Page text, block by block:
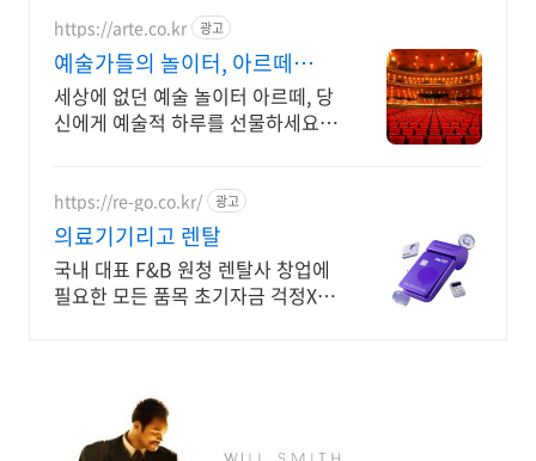
https://arte.co.kr 광고
예술가들의 놀이터, 아르떼
arte.co.kr
세상에 없던 예술 놀이터 아르떼, 당
신에게 예술적 하루를 선물하세요
습니다.
https://re-go.co.kr/ 광고
의료기기리고 렌탈
국내 대표 F&B 원청 렌탈사 창업에
필요한 모든 품목 초기자금 걱정X